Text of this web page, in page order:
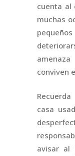
cuenta al
muchas
conviven
casa
avisar al